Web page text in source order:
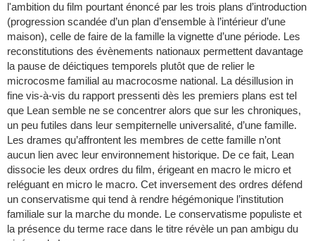
l'ambition du film pourtant énoncé par les trois plans d’introduction
(progression scandée d’un plan d’ensemble à l’intérieur d’une
maison), celle de faire de la famille la vignette d’une période. Les
reconstitutions des évènements nationaux permettent davantage
la pause de déictiques temporels plutôt que de relier le
microcosme familial au macrocosme national. La désillusion in
fine vis-à-vis du rapport pressenti dès les premiers plans est tel
que Lean semble ne se concentrer alors que sur les chroniques,
un peu futiles dans leur sempiternelle universalité, d’une famille.
Les drames qu’affrontent les membres de cette famille n’ont
aucun lien avec leur environnement historique. De ce fait, Lean
dissocie les deux ordres du film, érigeant en macro le micro et
reléguant en micro le macro. Cet inversement des ordres défend
un conservatisme qui tend à rendre hégémonique l’institution
familiale sur la marche du monde. Le conservatisme populiste et
la présence du terme race dans le titre révèle un pan ambigu du